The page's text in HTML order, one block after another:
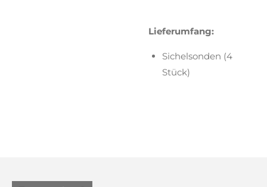
Lieferumfang:
Sichelsonden (4
Stück)